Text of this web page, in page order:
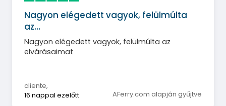
Nagyon elégedett vagyok, felülmúlta
az…
Nagyon elégedett vagyok, felülmúlta az
elvárásaimat
cliente,
16 nappal ezelőtt
AFerry.com alapján gyűjtve